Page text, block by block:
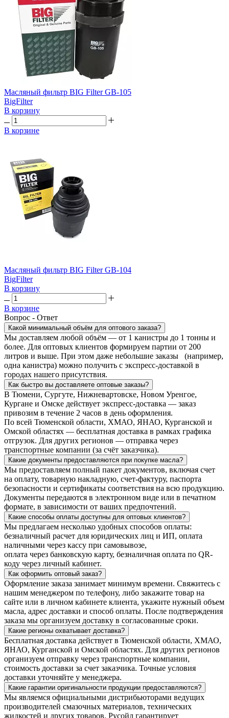
Масляный фильтр BIG Filter GB-105
BigFilter
В корзину
В корзине
Масляный фильтр BIG Filter GB-104
BigFilter
В корзину
В корзине
Вопрос - Ответ
Какой минимальный объём для оптового заказа?
Мы доставляем любой объём — от 1 канистры до 1 тонны и
более. Для оптовых клиентов формируем партии от 200
литров и выше. При этом даже небольшие заказы (например,
одна канистра) можно получить с экспресс-доставкой в
городах нашего присутствия.
Как быстро вы доставляете оптовые заказы?
В Тюмени, Сургуте, Нижневартовске, Новом Уренгое,
Кургане и Омске действует экспресс-доставка — заказ
привозим в течение 2 часов в день оформления.
По всей Тюменской области, ХМАО, ЯНАО, Курганской и
Омской областях — бесплатная доставка в рамках графика
отгрузок. Для других регионов — отправка через
транспортные компании (за счёт заказчика).
Какие документы предоставляются при покупке масла?
Мы предоставляем полный пакет документов, включая счет
на оплату, товарную накладную, счет-фактуру, паспорта
безопасности и сертификаты соответствия на всю продукцию.
Документы передаются в электронном виде или в печатном
формате, в зависимости от ваших предпочтений.
Какие способы оплаты доступны для оптовых клиентов?
Мы предлагаем несколько удобных способов оплаты:
безналичный расчет для юридических лиц и ИП, оплата
наличными через кассу при самовывозе,
оплата через банковскую карту, безналичная оплата по QR-
коду через личный кабинет.
Как оформить оптовый заказ?
Оформление заказа занимает минимум времени. Свяжитесь с
нашим менеджером по телефону, либо закажите товар на
сайте или в личном кабинете клиента, укажите нужный объем
масла, адрес доставки и способ оплаты. После подтверждения
заказа мы организуем доставку в согласованные сроки.
Какие регионы охватывает доставка?
Бесплатная доставка действует в Тюменской области, ХМАО,
ЯНАО, Курганской и Омской областях. Для других регионов
организуем отправку через транспортные компании,
стоимость доставки за счет заказчика. Точные условия
доставки уточняйте у менеджера.
Какие гарантии оригинальности продукции предоставляются?
Мы являемся официальными дистрибьюторами ведущих
производителей смазочных материалов, технических
жидкостей и других товаров. Русойл гарантирует